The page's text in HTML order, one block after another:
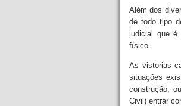
Além dos
de todo tipo
judicial que é
físico.
As vistorias
situações
construção,
Civil) entrar